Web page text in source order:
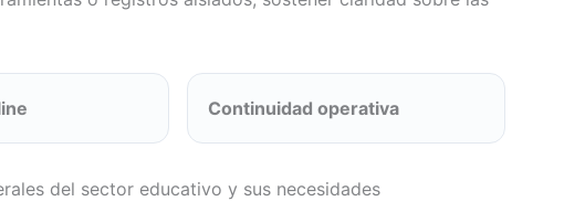
Continuidad operativa
del sector educativo y sus necesidades